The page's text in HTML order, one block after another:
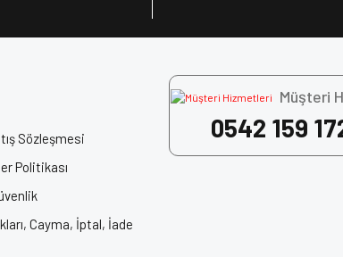
Sözleşmesi
Politikası
Cayma, İptal, İade
Müşteri
0542 159